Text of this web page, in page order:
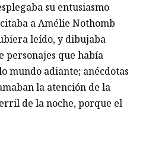
su entusiasmo
a Amélie Nothomb
leído, y dibujaba
personajes que había
mundo adiante; anécdotas
la atención de la
de la noche, porque el